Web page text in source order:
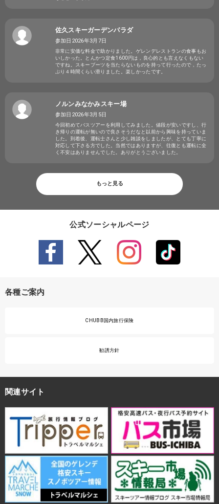
佐久スキーガーデンパラダ
参加日2026年3月7日
非常に安価な料金で助かりました。ゲレンデレストランの食事もお
いしかった。とんかつ定食1600円は，良心的とも言えなくもない
ですね。スキーブーツを当たらないものを持って行ったので，たっ
ぷり４時間くらい滑りました。楽しかったです。
ノルンみなかみスキー場
参加日2026年3月5日
今回初めてバスツアーを利用してみました。値段が安いですし、行
き帰りの運転が無いので良さそうだなと以前から興味を持っていま
した。到着後、運転士さんと少し雑談をしましたが、とても丁寧に
対応して下さる方でした。当然ではありますが、往復とも運転に全
く不安はありませんでした。ありがとうございました。
もっと見る
公式ソーシャルページ
各種ご案内
CHUBB国内旅行保険
勧誘方針
関連サイト